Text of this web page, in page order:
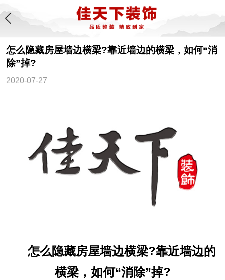
怎么隐藏房屋墙边横梁?靠近墙边的横梁，如何“消
除”掉?
2020-07-27
怎么隐藏房屋墙边横梁?靠近墙边的
横梁，如何“消除”掉?